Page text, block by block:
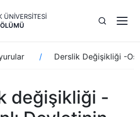
ÜNİVERSİTESİ
Derslik Değişikliği -
değişikliği -